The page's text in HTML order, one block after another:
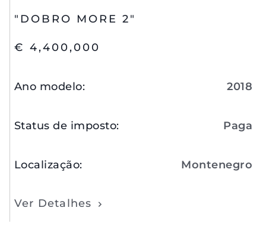
"DOBRO MORE 2"
€ 4,400,000
Ano modelo: 2018
Status de imposto: Paga
Localização: Montenegro
Ver Detalhes